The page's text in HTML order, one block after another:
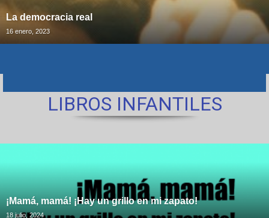
La democracia real
16 enero, 2023
LIBROS INFANTILES
¡Mamá, mamá! ¡Hay un grillo en mi zapato!
18 julio, 2024